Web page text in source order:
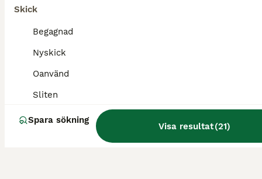
Skick
Begagnad
Nyskick
Oanvänd
Sliten
Spara sökning
Visa resultat(21)
Övrig Hästutrustning
Pris
Sadelgjord Protector Brun 130 cm.